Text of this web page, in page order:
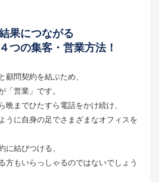
果につながる
つの集客・営業方法！
顧問契約を結ぶため、
「営業」です。
晩までひたすら電話をかけ続け、
うに自身の足でさまざまなオフィスを
に結びつける、
方もいらっしゃるのではないでしょう